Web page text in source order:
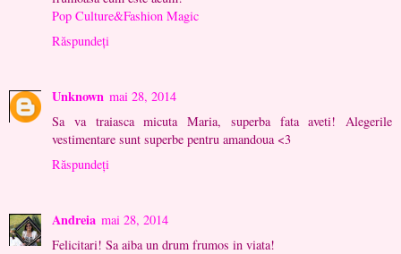
Pop Culture&Fashion Magic
Răspundeți
Unknown mai 28, 2014
Sa va traiasca micuta Maria, superba fata aveti! Alegerile
vestimentare sunt superbe pentru amandoua <3
Răspundeți
Andreia mai 28, 2014
Felicitari! Sa aiba un drum frumos in viata!